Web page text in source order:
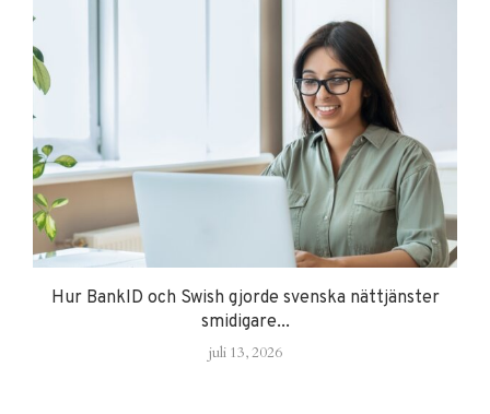
Hur BankID och Swish gjorde svenska nättjänster
smidigare...
juli 13, 2026